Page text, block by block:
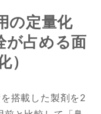
の定量化
が占める面
）
搭載した製剤を2